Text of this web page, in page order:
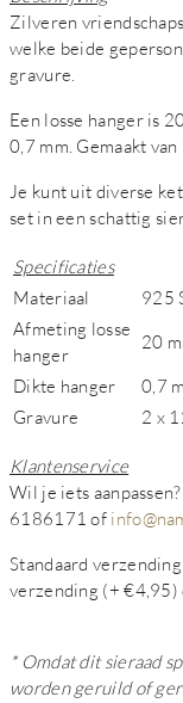
Zilveren
welke beide
gravure.
Een losse hanger is
0,7 mm. Gemaakt
Je kunt uit diverse
set in een schattig
Specificaties
Materiaal
925
Afmeting losse
hanger
20
Dikte hanger
0,7
Gravure
2 x
Klantenservice
Wil je iets
6186171 of
Standaard
verzending (+ €4,95)
* Omdat dit sieraad
worden geruild of